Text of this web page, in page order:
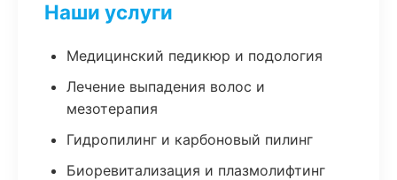
Наши услуги
Медицинский педикюр и подология
Лечение выпадения волос и
мезотерапия
Гидропилинг и карбоновый пилинг
Биоревитализация и плазмолифтинг